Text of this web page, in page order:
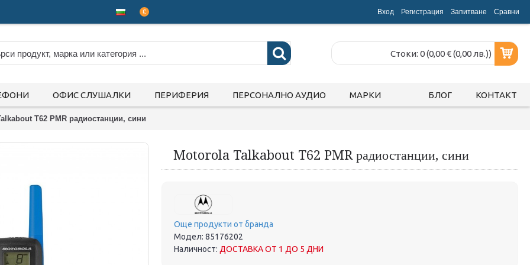
€ Вход Регистрация Запитване Срaвни
Стоки: 0 (0,00 € (0,00 лв.))
ОФИС СЛУШАЛКИ ПЕРИФЕРИЯ ПЕРСОНАЛНО АУДИО МАРКИ БЛОГ КОНТАКТ
T62 PMR радиостанции, сини
Motorola Talkabout T62 PMR радиостанции, сини
Още продукти от бранда
Модел: 85176202
Наличност: ДОСТАВКА ОТ 1 ДО 5 ДНИ